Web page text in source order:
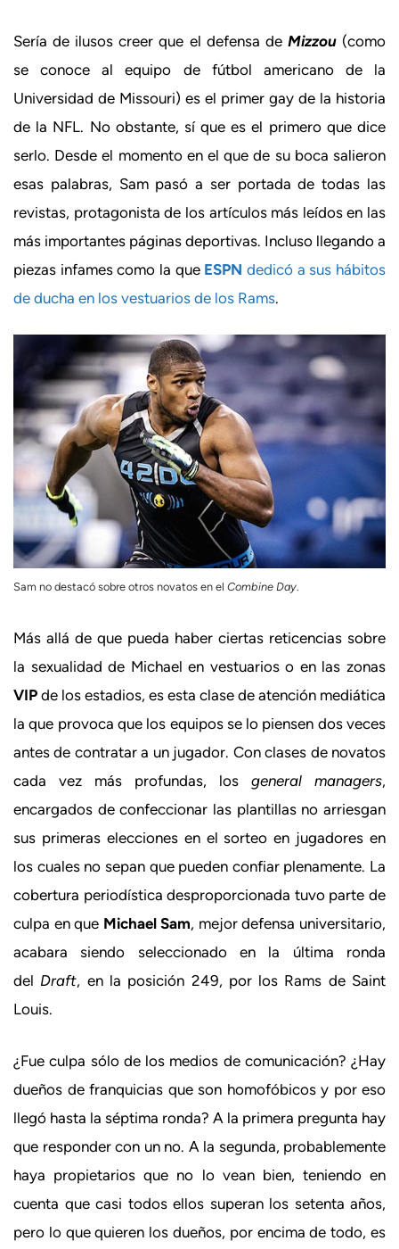
Sería de ilusos creer que el defensa de Mizzou (como
se conoce al equipo de fútbol americano de la
Universidad de Missouri) es el primer gay de la historia
de la NFL. No obstante, sí que es el primero que dice
serlo. Desde el momento en el que de su boca salieron
esas palabras, Sam pasó a ser portada de todas las
revistas, protagonista de los artículos más leídos en las
más importantes páginas deportivas. Incluso llegando a
piezas infames como la que ESPN dedicó a sus hábitos
de ducha en los vestuarios de los Rams.
Sam no destacó sobre otros novatos en el Combine Day
Más allá de que pueda haber ciertas reticencias sobre
la sexualidad de Michael en vestuarios o en las zonas
VIP de los estadios, es esta clase de atención mediática
la que provoca que los equipos se lo piensen dos veces
antes de contratar a un jugador. Con clases de novatos
cada vez más profundas, los general managers,
encargados de confeccionar las plantillas no arriesgan
sus primeras elecciones en el sorteo en jugadores en
los cuales no sepan que pueden confiar plenamente. La
cobertura periodística desproporcionada tuvo parte de
culpa en que Michael Sam, mejor defensa universitario,
acabara siendo seleccionado en la última ronda
del Draft, en la posición 249, por los Rams de Saint
Louis.
¿Fue culpa sólo de los medios de comunicación? ¿Hay
dueños de franquicias que son homofóbicos y por eso
llegó hasta la séptima ronda? A la primera pregunta hay
que responder con un no. A la segunda, probablemente
haya propietarios que no lo vean bien, teniendo en
cuenta que casi todos ellos superan los setenta años,
pero lo que quieren los dueños, por encima de todo, es